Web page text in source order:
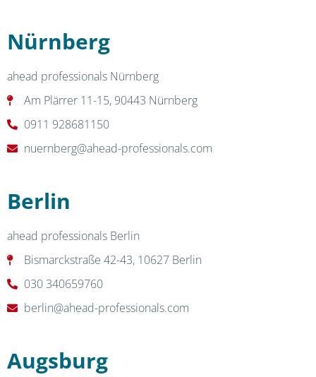
Nürnberg
ahead professionals Nürnberg
Am Plärrer 11-15, 90443 Nürnberg
0911 928681150
nuernberg@ahead-professionals.com
Berlin
ahead professionals Berlin
Bismarckstraße 42-43, 10627 Berlin
030 340659760
berlin@ahead-professionals.com
Augsburg